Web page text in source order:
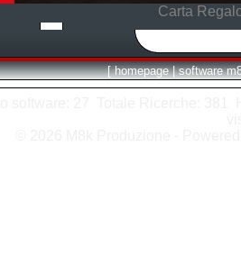
Carta
[ homepage | software